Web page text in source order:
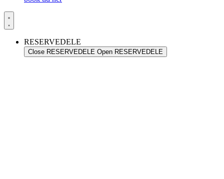
RESERVEDELE
Close RESERVEDELE Open RESERVEDELE